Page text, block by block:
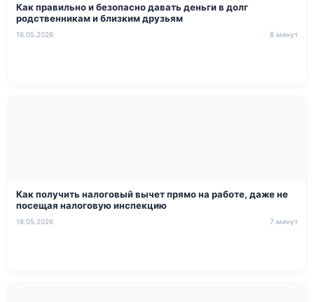
Как правильно и безопасно давать деньги в долг
родственникам и близким друзьям
16.05.2026 8 минут
Как получить налоговый вычет прямо на работе, даже не
посещая налоговую инспекцию
18.05.2026 7 минут